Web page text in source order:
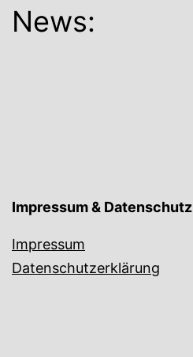
News:
Impressum & Datenschutz
Impressum
Datenschutzerklärung